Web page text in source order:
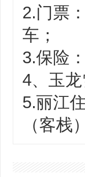
2.门票
车；
3.保险
4、玉
5.丽江
（客